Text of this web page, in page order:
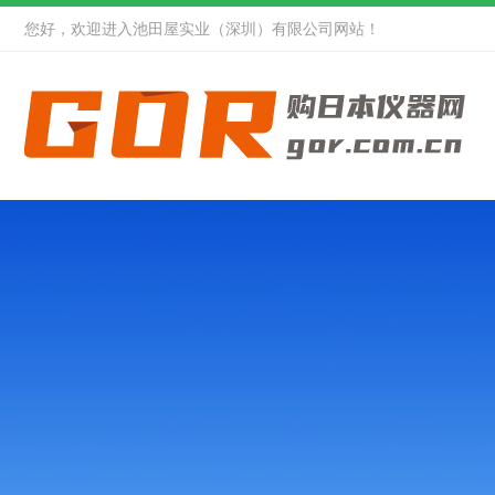
您好，欢迎进入池田屋实业（深圳）有限公司网站！